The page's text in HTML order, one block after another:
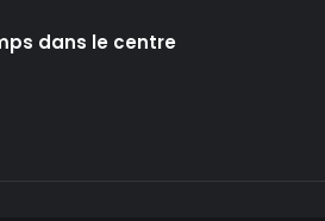
dans le centre